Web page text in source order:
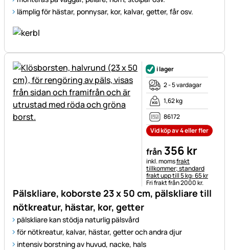
lämplig för hästar, ponnysar, kor, kalvar, getter, får osv.
Pälskliare, koborste 23 x 50 cm, pälskliare till
nötkreatur, hästar, kor, getter
pälskliare kan stödja naturlig pälsvård
för nötkreatur, kalvar, hästar, getter och andra djur
intensiv borstning av huvud, nacke, hals
i lager
2 - 5 vardagar
1,62 kg
86172
Vid köp av 4 eller fler
från 356 kr
Skatteinformation:
inkl. momsfrakt
tillkommer; standard
frakt upp till 5 kg: 65 kr
Fri frakt från 2000 kr.